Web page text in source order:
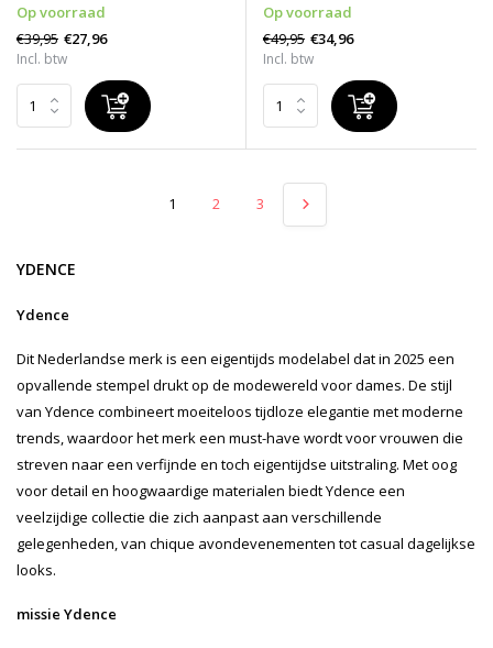
Op voorraad
€39,95 €27,96
Incl. btw
Op voorraad
€49,95 €34,96
Incl. btw
1 2 3
YDENCE
Ydence
Dit Nederlandse merk is een eigentijds modelabel dat in 2025 een
opvallende stempel drukt op de modewereld voor dames. De stijl
van Ydence combineert moeiteloos tijdloze elegantie met moderne
trends, waardoor het merk een must-have wordt voor vrouwen die
streven naar een verfijnde en toch eigentijdse uitstraling. Met oog
voor detail en hoogwaardige materialen biedt Ydence een
veelzijdige collectie die zich aanpast aan verschillende
gelegenheden, van chique avondevenementen tot casual dagelijkse
looks.
missie Ydence